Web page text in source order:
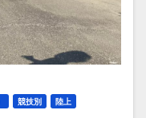
競技別 陸上